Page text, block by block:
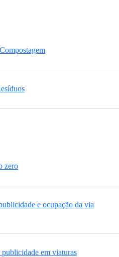
zero
e ocupação da via
em viaturas